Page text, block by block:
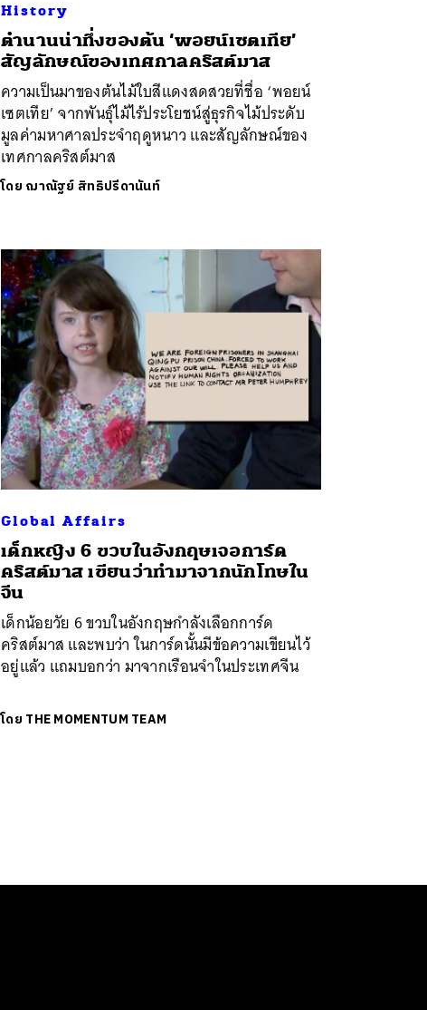
History
ตำนานน่าทึ่งของต้น ‘พอยน์เซตเทีย’
สัญลักษณ์ของเทศกาลคริสต์มาส
ความเป็นมาของต้นไม้ใบสีแดงสดสวยที่ชื่อ ‘พอยน์
เซตเทีย’ จากพันธุ์ไม้ไร้ประโยชน์สู่ธุรกิจไม้ประดับ
มูลค่ามหาศาลประจำฤดูหนาว และสัญลักษณ์ของ
เทศกาลคริสต์มาส
โดย ฌาณัฐย์ สิทธิปรีดานันท์
Global Affairs
เด็กหญิง 6 ขวบในอังกฤษเจอการ์ด
คริสต์มาส เขียนว่าทำมาจากนักโทษใน
จีน
เด็กน้อยวัย 6 ขวบในอังกฤษกำลังเลือกการ์ด
คริสต์มาส และพบว่า ในการ์ดนั้นมีข้อความเขียนไว้
อยู่แล้ว แถมบอกว่า มาจากเรือนจำในประเทศจีน
โดย THE MOMENTUM TEAM